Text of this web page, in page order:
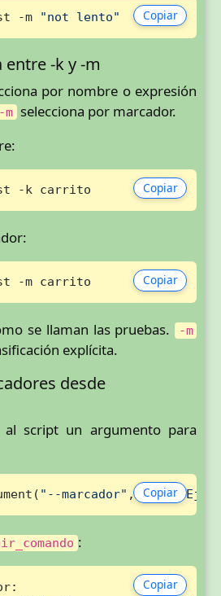
Copiar
-m "not lento"
entre -k y -m
por nombre o expresión
-m selecciona por marcador.
Copiar
-k carrito
Copiar
-m carrito
se llaman las pruebas. -m
explícita.
desde
al script un argumento para
Copiar
"--marcador" , help=
:
Copiar